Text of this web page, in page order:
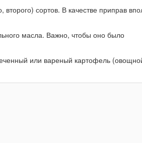
сортов. В качестве приправ
масла. Важно, чтобы оно было
или вареный картофель